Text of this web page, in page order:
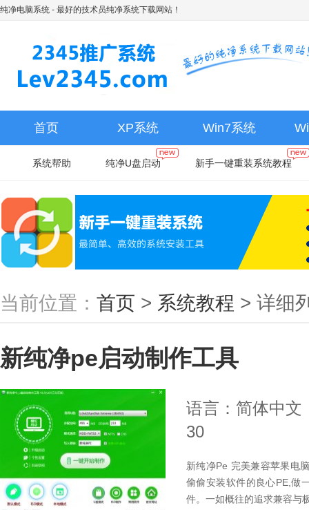
纯净电脑系统 - 最好的技术员纯净系统下载网站！
首页 XP系统 Win7系统
系统帮助 纯净U盘启动 新手一键重装系统教程
当前位置： 首页 > 系统教程 > 详细
新纯净pe启动制作工具
语言：简体中文
30
新纯净Pe 完美兼容苹果电
偷偷安装软件的良心PE,做
件。一如概往的追求兼容与